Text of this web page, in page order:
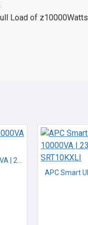
Load of z10000Watts